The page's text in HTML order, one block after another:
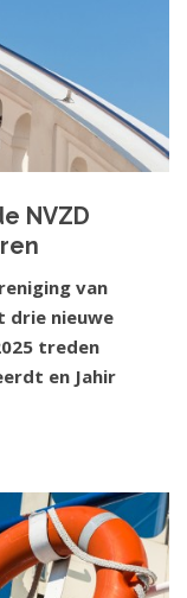
NVZD
van
drie nieuwe
treden
en Jahir